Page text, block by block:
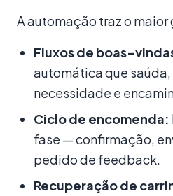
A automação traz o
Fluxos de boas-
automática que saúda,
necessidade e
Ciclo de encomenda:
fase — confirmação,
pedido de feedback.
Recuperação de